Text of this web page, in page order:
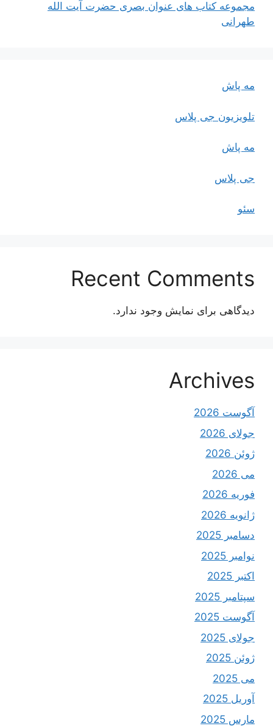
مجموعه کتاب های عنوان بصری حضرت آیت الله
طهرانی
مه پاش
تلویزیون جی پلاس
مه پاش
جی پلاس
سئو
Recent Comments
دیدگاهی برای نمایش وجود ندارد.
Archives
آگوست 2026
جولای 2026
ژوئن 2026
می 2026
فوریه 2026
ژانویه 2026
دسامبر 2025
نوامبر 2025
اکتبر 2025
سپتامبر 2025
آگوست 2025
جولای 2025
ژوئن 2025
می 2025
آوریل 2025
مارس 2025